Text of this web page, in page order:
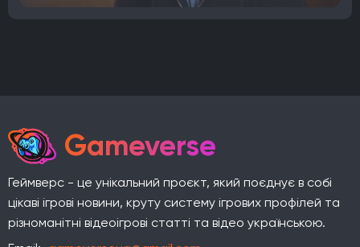
Gameverse
Геймверс - це унікальний проєкт, який поєднує в собі
цікаві ігрові новини, круту систему ігрових профілей та
різноманітні відеоігрові статті та відео українською.